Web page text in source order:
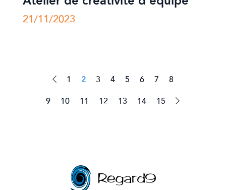
21/11/2023
1 2 3 4 5 6 7 8
9 10 11 12 13 14 15